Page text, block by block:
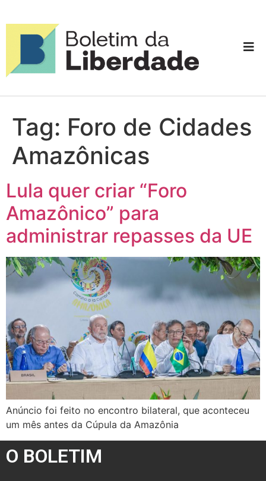
Tag: Foro de Cidades
Amazônicas
Lula quer criar “Foro
Amazônico” para
administrar repasses da UE
Anúncio foi feito no encontro bilateral, que aconteceu
um mês antes da Cúpula da Amazônia
O BOLETIM